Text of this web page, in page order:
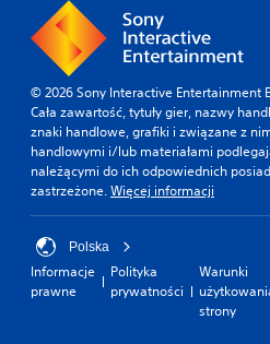
© 2026 Sony Interactive Entertainment
Cała zawartość, tytuły gier, nazwy
znaki handlowe, grafiki i związane z
handlowymi i/lub materiałami
należącymi do ich odpowiednich
zastrzeżone.Więcej informacji
Polska
Informacje
prawne
Polityka
prywatności
Warunki
strony